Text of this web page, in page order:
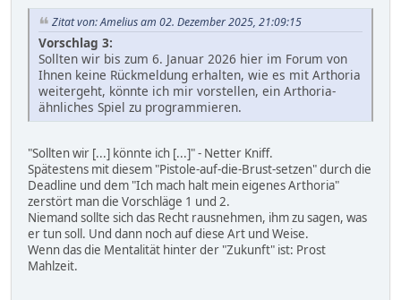
Zitat von: Amelius am 02. Dezember 2025, 21:09:15
Vorschlag 3:
Sollten wir bis zum 6. Januar 2026 hier im Forum von
Ihnen keine Rückmeldung erhalten, wie es mit Arthoria
weitergeht, könnte ich mir vorstellen, ein Arthoria-
ähnliches Spiel zu programmieren.
"Sollten wir [...] könnte ich [...]" - Netter Kniff.
Spätestens mit diesem "Pistole-auf-die-Brust-setzen" durch die
Deadline und dem "Ich mach halt mein eigenes Arthoria"
zerstört man die Vorschläge 1 und 2.
Niemand sollte sich das Recht rausnehmen, ihm zu sagen, was
er tun soll. Und dann noch auf diese Art und Weise.
Wenn das die Mentalität hinter der "Zukunft" ist: Prost
Mahlzeit.